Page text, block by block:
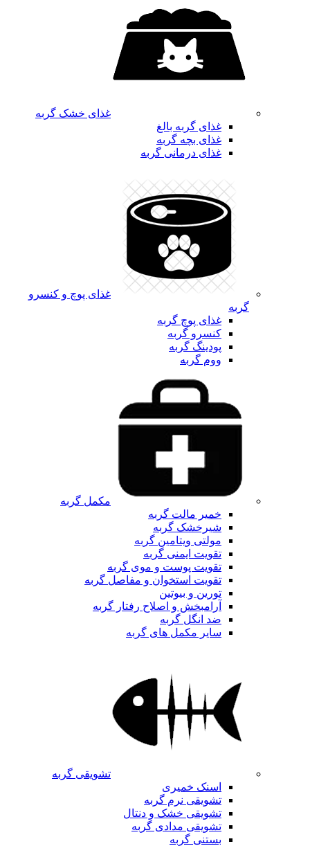
غذای خشک گربه
غذای گربه بالغ
غذای بچه گربه
غذای درمانی گربه
غذای پوچ و کنسرو
گربه
غذای پوچ گربه
کنسرو گربه
پودینگ گربه
ووم گربه
مکمل گربه
خمیر مالت گربه
شیرخشک گربه
مولتی ویتامین گربه
تقویت ایمنی گربه
تقویت پوست و موی گربه
تقویت استخوان و مفاصل گربه
تورین و بیوتین
آرامبخش و اصلاح رفتار گربه
ضد انگل گربه
سایر مکمل های گربه
تشویقی گربه
اسنک خمیری
تشویقی نرم گربه
تشویقی خشک و دنتال
تشویقی مدادی گربه
بستنی گربه